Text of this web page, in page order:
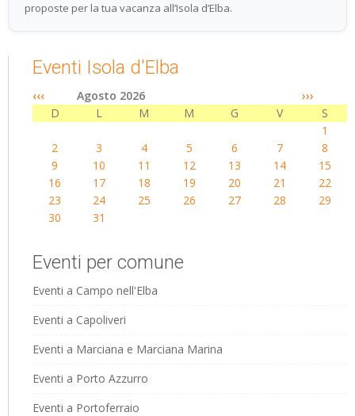
proposte per la tua vacanza all’Isola d’Elba.
Eventi Isola d'Elba
‹‹‹ Agosto 2026
›››
D
L M M G V
S
1
2
3 4 5 6 7
8
9
10 11 12 13 14
15
16
17 18 19 20 21
22
23
24 25 26 27 28
29
30
31
Eventi per comune
Eventi a Campo nell'Elba
Eventi a Capoliveri
Eventi a Marciana e Marciana Marina
Eventi a Porto Azzurro
Eventi a Portoferraio